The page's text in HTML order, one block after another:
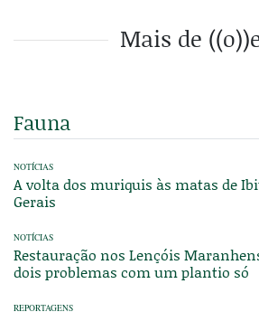
Mais de
Fauna
NOTÍCIAS
A volta dos muriquis às matas de
Gerais
NOTÍCIAS
Restauração nos Lençóis
dois problemas com um plantio só
REPORTAGENS